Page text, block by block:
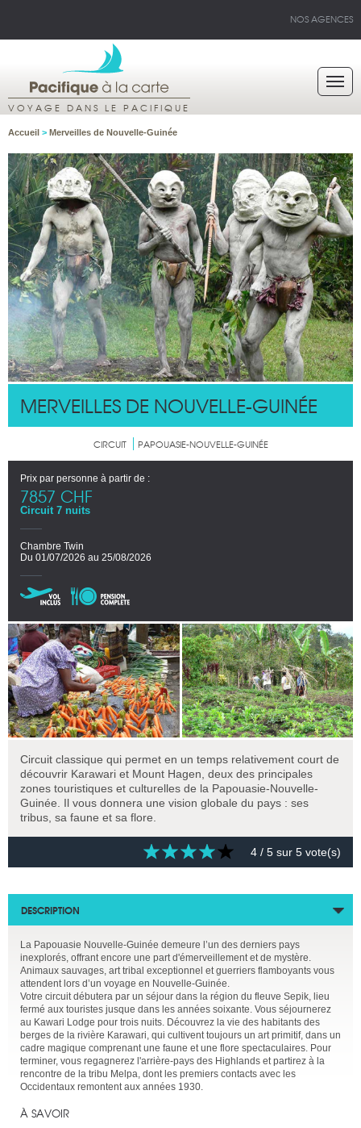
NOS AGENCES
VOYAGE DANS LE PACIFIQUE
Accueil > Merveilles de Nouvelle-Guinée
MERVEILLES DE NOUVELLE-GUINÉE
CIRCUIT PAPOUASIE-NOUVELLE-GUINÉE
Prix par personne à partir de :
7857 CHF
Circuit 7 nuits
Chambre Twin
Du 01/07/2026 au 25/08/2026
Circuit classique qui permet en un temps relativement court de
découvrir Karawari et Mount Hagen, deux des principales
zones touristiques et culturelles de la Papouasie-Nouvelle-
Guinée. Il vous donnera une vision globale du pays : ses
tribus, sa faune et sa flore.
4 / 5 sur 5 vote(s)
DESCRIPTION
La Papouasie Nouvelle-Guinée demeure l’un des derniers pays
inexplorés, offrant encore une part d'émerveillement et de mystère.
Animaux sauvages, art tribal exceptionnel et guerriers flamboyants vous
attendent lors d’un voyage en Nouvelle-Guinée.
Votre circuit débutera par un séjour dans la région du fleuve Sepik, lieu
fermé aux touristes jusque dans les années soixante. Vous séjournerez
au Kawari Lodge pour trois nuits. Découvrez la vie des habitants des
berges de la rivière Karawari, qui cultivent toujours un art primitif, dans un
cadre magique comprenant une faune et une flore spectaculaires. Pour
terminer, vous regagnerez l'arrière-pays des Highlands et partirez à la
rencontre de la tribu Melpa, dont les premiers contacts avec les
Occidentaux remontent aux années 1930.
À SAVOIR